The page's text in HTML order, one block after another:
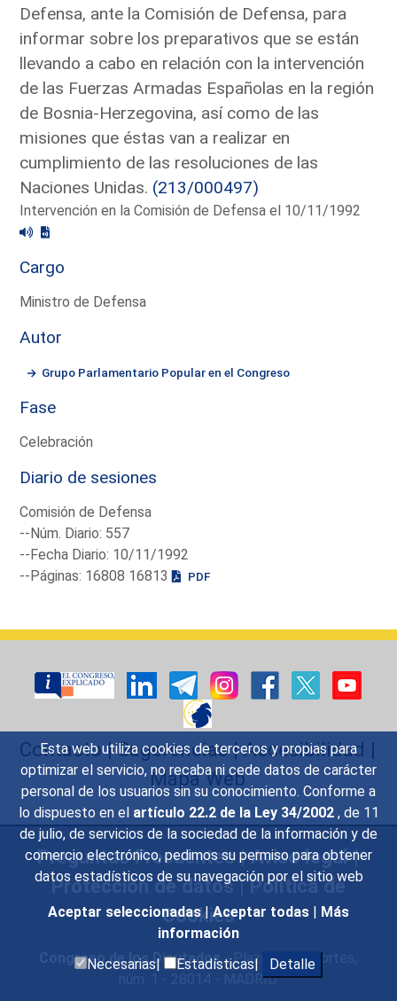
Esta web utiliza cookies de terceros y propias para
optimizar el servicio, no recaba ni cede datos de carácter
personal de los usuarios sin su conocimiento. Conforme a
lo dispuesto en el artículo 22.2 de la Ley 34/2002 , de 11
de julio, de servicios de la sociedad de la información y de
comercio electrónico, pedimos su permiso para obtener
datos estadísticos de su navegación por el sitio web
Aceptar seleccionadas | Aceptar todas | Más
información
Necesarias|
Estadísticas| Detalle
Defensa, ante la Comisión de Defensa, para
informar sobre los preparativos que se están
llevando a cabo en relación con la intervención
de las Fuerzas Armadas Españolas en la región
de Bosnia-Herzegovina, así como de las
misiones que éstas van a realizar en
cumplimiento de las resoluciones de las
Naciones Unidas. (213/000497)
Intervención en la Comisión de Defensa el 10/11/1992
Cargo
Ministro de Defensa
Autor
Grupo Parlamentario Popular en el Congreso
Fase
Celebración
Diario de sesiones
Comisión de Defensa
--Núm. Diario: 557
--Fecha Diario: 10/11/1992
--Páginas: 16808 16813
PDF
Contacto|Sugerencias|Accesibilidad |
Mapa Web
Preguntas Frecuentes|Aviso legal|
Protección de datos|Política de
Cookies
Congreso de los Diputados- Plaza de las Cortes,
núm. 1 - 28014 - MADRID